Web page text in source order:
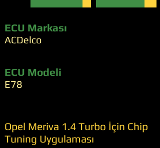
ECU Markası
ACDelco
ECU Modeli
E78
Opel Meriva 1.4 Turbo İçin Chip
Tuning Uygulaması